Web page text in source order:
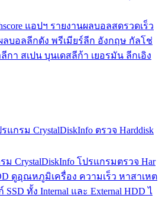
แอปฯ รายงานผลบอลสดรวดเร็ว
บอลลีกดัง พรีเมียร์ลีก อังกฤษ กัลโช่
กา สเปน บุนเดสลีก้า เยอรมัน ลีกเอิง
แกรม CrystalDiskInfo ตรวจ Harddisk
CrystalDiskInfo โปรแกรมตรวจ Har
ดูอุณหภูมิเครื่อง ความเร็ว หาสาเหต
ทั้ง Internal และ External HDD ไ